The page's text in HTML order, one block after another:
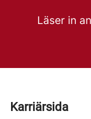
Läser in
Karriärsida